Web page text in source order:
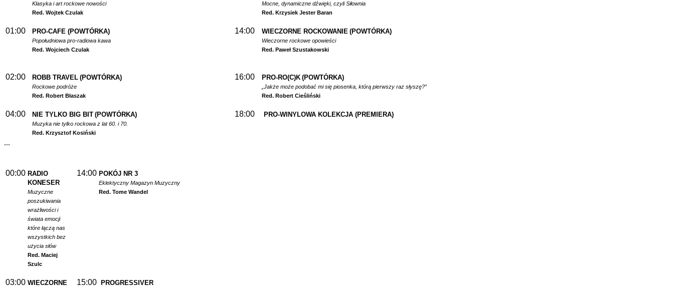
Klasyka i art rockowe nowości
Red. Wojtek Czulak
Mocne, dynamiczne dźwięki, czyli Siłownia
Red. Krzysiek Jester Baran
01:00 PRO-CAFE (POWTÓRKA)
Popołudniowa pro-radiowa kawa
Red. Wojciech Czulak
14:00 WIECZORNE ROCKOWANIE (POWTÓRKA)
Wieczorne rockowe opowieści
Red. Paweł Szustakowski
02:00 ROBB TRAVEL (POWTÓRKA)
Rockowe podróże
Red. Robert Błaszak
16:00 PRO-RO(C)K (POWTÓRKA)
„Jakże może podobać mi się piosenka, którą pierwszy raz słyszę?”
Red. Robert Cieśliński
04:00 NIE TYLKO BIG BIT (POWTÓRKA)
Muzyka nie tylko rockowa z lat 60. i 70.
Red. Krzysztof Kosiński
18:00 PRO-WINYLOWA KOLEKCJA (PREMIERA)
...
00:00 RADIO
KONESER
Muzyczne
poszukiwania
wrażliwości i
świata emocji
które łączą nas
wszystkich bez
użycia słów
Red. Maciej
Szulc
14:00 POKÓJ NR 3
Eklektyczny Magazyn Muzyczny
Red. Tome Wandel
03:00 WIECZORNE
15:00 PROGRESSIVER